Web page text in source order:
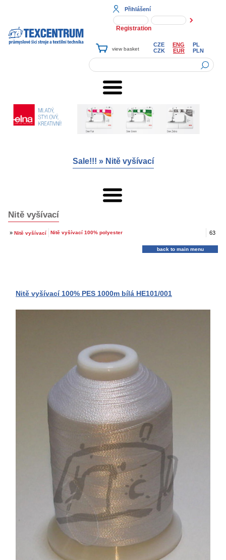
Přihlášení
Registration
CZE ENG
PL
CZK
EUR PLN
Sale!!! » Nitě vyšívací
Nitě vyšívací
» Nitě vyšívací Nitě vyšívací 100% polyester 63
back to main menu
Nitě vyšívací 100% PES 1000m bílá HE101/001